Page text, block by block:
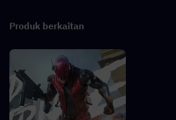
Produk berkaitan